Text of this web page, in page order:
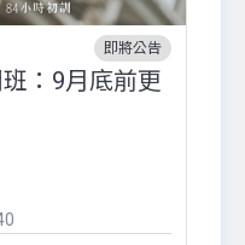
即將公告
：9月底前更